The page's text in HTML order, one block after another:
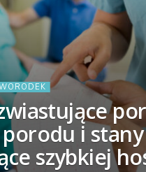
i stany
szybkiej